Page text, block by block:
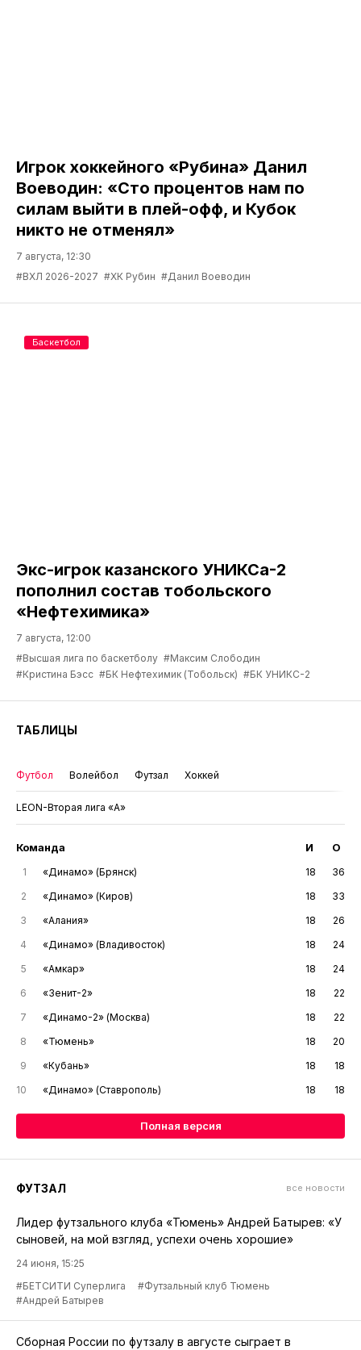
Игрок хоккейного «Рубина» Данил
Воеводин: «Сто процентов нам по
силам выйти в плей-офф, и Кубок
никто не отменял»
7 августа, 12:30
#ВХЛ 2026-2027 #ХК Рубин #Данил Воеводин
Экс-игрок казанского УНИКСа-2
пополнил состав тобольского
«Нефтехимика»
7 августа, 12:00
#Высшая лига по баскетболу #Максим Слободин
#Кристина Бэсс #БК Нефтехимик (Тобольск) #БК УНИКС-2
Баскетбол
ТАБЛИЦЫ
Футбол Волейбол Футзал Хоккей
LEON-Вторая лига «А»
Команда И О
1 «Динамо» (Брянск) 18
36
2
«Динамо» (Киров) 18
33
3
«Алания» 18
26
4
«Динамо» (Владивосток) 18
24
5
«Амкар» 18
24
6
«Зенит-2» 18
22
7
«Динамо-2» (Москва) 18
22
8
«Тюмень» 18
20
9
«Кубань» 18
18
10
«Динамо» (Ставрополь) 18 18
Полная версия
ФУТЗАЛ все новости
Лидер футзального клуба «Тюмень» Андрей Батырев: «У
сыновей, на мой взгляд, успехи очень хорошие»
24 июня, 15:25
#БЕТСИТИ Суперлига
#Футзальный клуб Тюмень
#Андрей Батырев
Сборная России по футзалу в августе сыграет в